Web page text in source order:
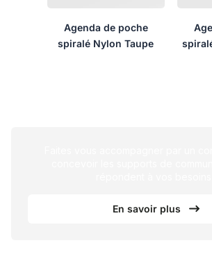
Agenda de poche
spiralé Nylon Taupe
En savoir plus